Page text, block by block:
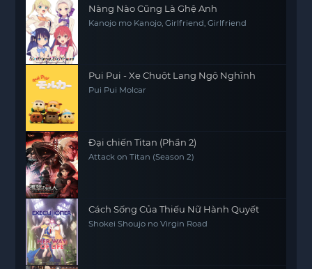
Nàng Nào Cũng Là Ghệ Anh
Kanojo mo Kanojo, Girlfriend, Girlfriend
Pui Pui - Xe Chuột Lang Ngộ Nghĩnh
Pui Pui Molcar
Đại chiến Titan (Phần 2)
Attack on Titan (Season 2)
Cách Sống Của Thiếu Nữ Hành Quyết
Shokei Shoujo no Virgin Road